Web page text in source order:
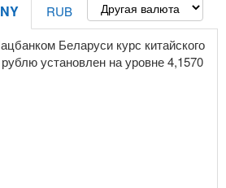
RUB
Беларуси курс китайского
установлен на уровне 4,1570